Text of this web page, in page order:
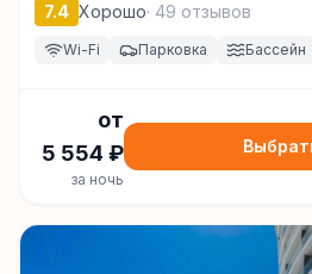
7.4 Хорошо· 49 отзывов
Wi-Fi Парковка Бассейн
от
5 554 ₽
за ночь